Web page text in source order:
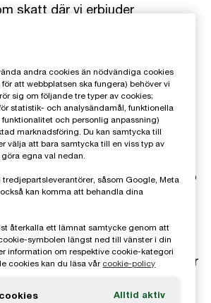
skatt där vi erbjuder
för PE-ägda
att bygga långsiktiga
våra kunders faktiska behov
och koordinerat sätt
och långa praktiska
vi inom ramen för PE Portfolio
tjänster inom svensk och
moms och
Vi har även ett stort
med handplockade kollegor
stor erfarenhet av skatt i en
andra cookies än nödvändiga cookies
att webbplatsen ska fungera) behöver vi
sig om följande tre typer av cookies;
statistik- och analysändamål, funktionella
funktionalitet och personlig anpassning)
marknadsföring. Du kan samtycka till
välja att bara samtycka till en viss typ av
egna val nedan.
tredjepartsleverantörer, såsom Google, Meta
kan komma att behandla dina
återkalla ett lämnat samtycke genom att
symbolen längst ned till vänster i din
information om respektive cookie-kategori
cookies kan du läsa vår cookie-policy
Alltid aktiv